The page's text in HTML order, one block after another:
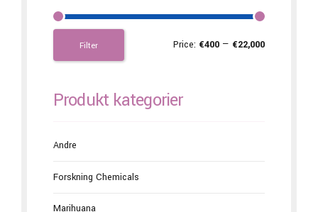
Filter Price: €400 — €22,000
Produkt kategorier
Andre
Forskning Chemicals
Marihuana